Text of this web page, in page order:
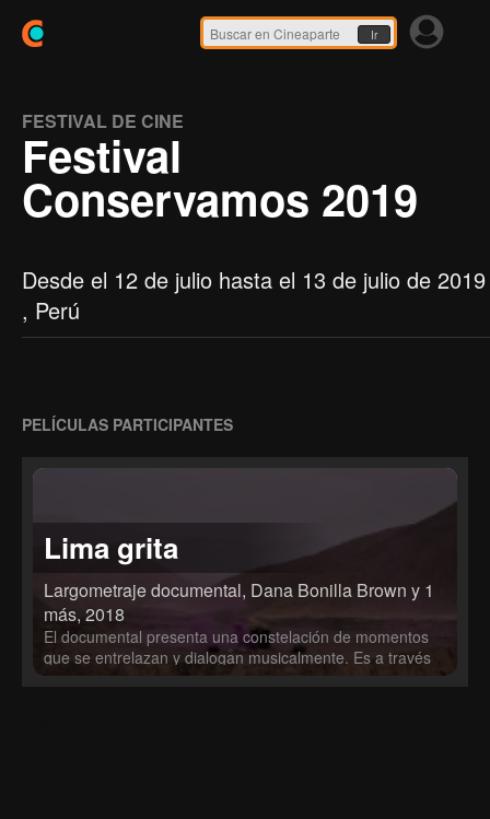
Ir
FESTIVAL DE CINE
Festival
Conservamos 2019
Desde el 12 de julio hasta el 13 de julio de 2019
, Perú
PELÍCULAS PARTICIPANTES
Lima grita
Largometraje documental, Dana Bonilla Brown y 1
más, 2018
El documental presenta una constelación de momentos
que se entrelazan y dialogan musicalmente. Es a través
de la inmersión a distintas escenas musicales alternativas